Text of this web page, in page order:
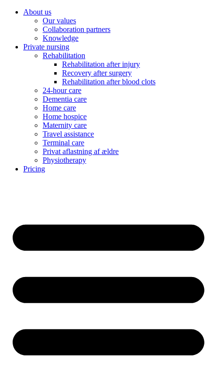
About us
Our values
Collaboration partners
Knowledge
Private nursing
Rehabilitation
Rehabilitation after injury
Recovery after surgery
Rehabilitation after blood clots
24-hour care
Dementia care
Home care
Home hospice
Maternity care
Travel assistance
Terminal care
Privat aflastning af ældre
Physiotherapy
Pricing